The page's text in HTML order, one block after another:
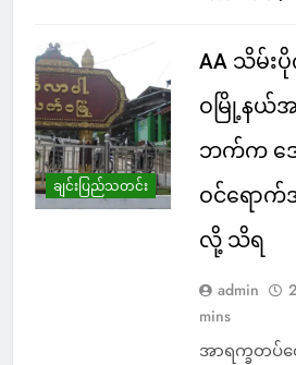
ချင်းပြည်သတင်း
AA သိမ်
ဝမြို့နယ်
ဘက်က ဒေ
ဝင်ရောက်
လို့ သိရ
admin
mins
အာရက္ခတပ်